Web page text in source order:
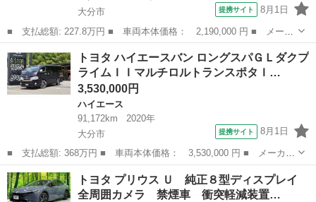
大分市
提携サイト 8月1日
■ 支払総額: 227.8万円 ■ 車両本体価格： 2,190,000 円 ■ メーカ
ー名： トヨタ ■ 車種名： プリウス ■ グレード名： Ｓツーリ
ングセレクション 純正７インチナビ フルセグＴＶ ＣＤ ＤＶ
Ｄ ＢＴ ...
大分 大分市 プリウス
トヨタ ハイエースバン ロングスパＧＬダクプ
ライムＩＩマルチロルトランスポタＩ…
3,530,000円
ハイエース
91,172km
2020年
大分市
提携サイト 8月1日
■ 支払総額: 368万円 ■ 車両本体価格： 3,530,000 円 ■ メーカー
名： トヨタ ■ 車種名： ハイエースバン ■ グレード名： ロン
グスパＧＬダクプライムＩＩマルチロルトランスポタＩＩ ＡＬＰＩ
ＮＥナビ＆...
大分 大分市 ハイエース
トヨタ プリウス Ｕ 純正８型ディスプレイ
全周囲カメラ 禁煙車 衝突軽減装置…